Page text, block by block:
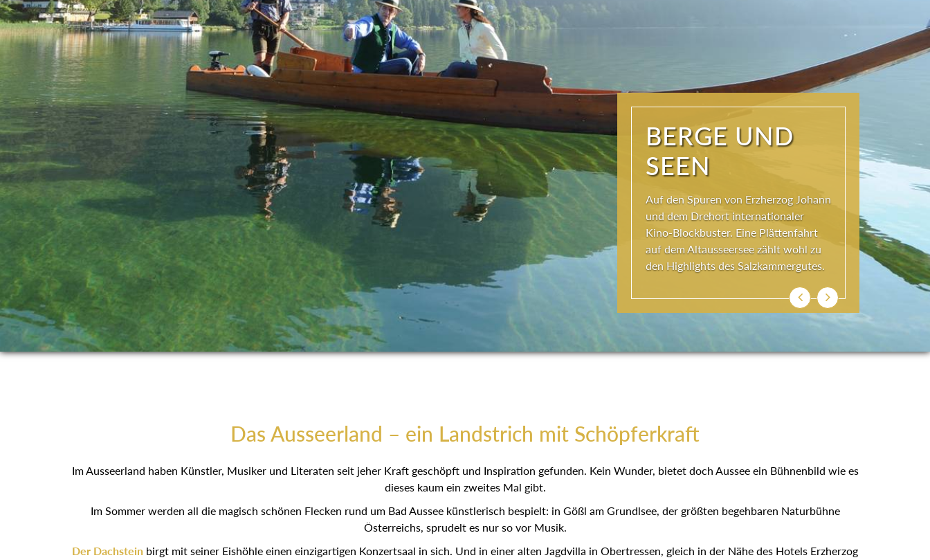
NATUR PUR
Ausseerland neue Kraft und viel
Inspiration. Das Wirkungsvermögen
kommt aus der Natur und ihren
ewigen Gestalten – den Bergen und
Seen.
ZurückWeiter
Das Ausseerland – ein Landstrich mit Schöpferkraft
Im Ausseerland haben Künstler, Musiker und Literaten seit jeher Kraft geschöpft und Inspiration gefunden. Kein Wunder, bietet doch Aussee ein Bühnenbild wie es
dieses kaum ein zweites Mal gibt.
Im Sommer werden all die magisch schönen Flecken rund um Bad Aussee künstlerisch bespielt: in Gößl am Grundlsee, der größten begehbaren Naturbühne
Österreichs, sprudelt es nur so vor Musik.
Der Dachstein birgt mit seiner Eishöhle einen einzigartigen Konzertsaal in sich. Und in einer alten Jagdvilla in Obertressen, gleich in der Nähe des Hotels Erzherzog